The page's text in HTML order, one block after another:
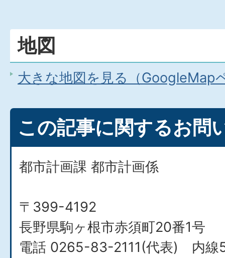
地図
大きな地図を見る（GoogleMap
この記事に関するお問
都市計画課 都市計画係
〒399-4192
長野県駒ヶ根市赤須町20番1号
電話 0265-83-2111(代表) 内線